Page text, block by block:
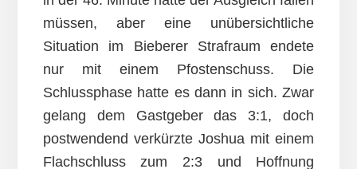
müssen, aber eine unübersichtliche
Situation im Bieberer Strafraum endete
nur mit einem Pfostenschuss. Die
Schlussphase hatte es dann in sich. Zwar
gelang dem Gastgeber das 3:1, doch
postwendend verkürzte Joshua mit einem
Flachschluss zum 2:3 und Hoffnung